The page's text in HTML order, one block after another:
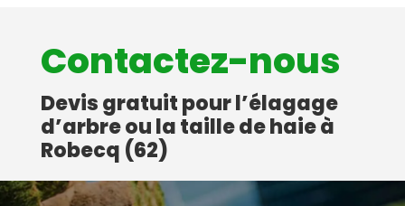
Contactez-nous
Devis gratuit pour l’élagage
d’arbre ou la taille de haie à
Robecq (62)